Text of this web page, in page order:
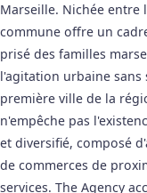
Marseille. Nichée entre
commune offre un
prisé des familles
l'agitation urbaine sans
première ville de la
n'empêche pas
et diversifié, composé
de commerces de
services. The Agency